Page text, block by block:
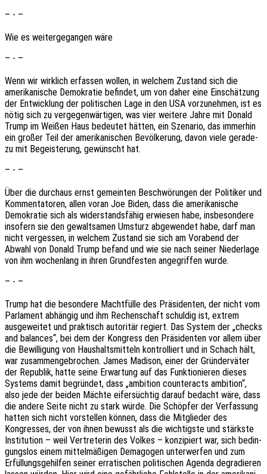
– - –
Wie es weiter­ge­gan­gen wäre
– - –
Wenn wir wirk­lich erfas­sen wollen, in welchem Zustand sich die
ameri­ka­ni­sche Demo­kra­tie befin­det, um von daher eine Einschät­zung
der Entwick­lung der poli­ti­schen Lage in den USA vorzu­neh­men, ist es
nötig sich zu verge­gen­wär­ti­gen, was vier weite­re Jahre mit Donald
Trump im Weißen Haus bedeu­tet hätten, ein Szena­rio, das immer­hin
ein großer Teil der ameri­ka­ni­schen Bevöl­ke­rung, davon viele gera­de­
zu mit Begeis­te­rung, gewünscht hat.
– - –
Über die durch­aus ernst gemein­ten Beschwö­run­gen der Poli­ti­ker und
Kommen­ta­to­ren, allen voran Joe Biden, dass die ameri­ka­ni­sche
Demo­kra­tie sich als wider­stands­fä­hig erwie­sen habe, insbe­son­de­re
inso­fern sie den gewalt­sa­men Umsturz abge­wen­det habe, darf man
nicht verges­sen, in welchem Zustand sie sich am Vorabend der
Abwahl von Donald Trump befand und wie sie nach seiner Nieder­la­ge
von ihm wochen­lang in ihren Grund­fes­ten ange­grif­fen wurde.
– - –
Trump hat die beson­de­re Macht­fül­le des Präsi­den­ten, der nicht vom
Parla­ment abhän­gig und ihm Rechen­schaft schul­dig ist, extrem
ausge­wei­tet und prak­tisch auto­ri­tär regiert. Das System der „checks
and balan­ces“, bei dem der Kongress den Präsi­den­ten vor allem über
die Bewil­li­gung von Haus­halts­mit­teln kontrol­liert und in Schach hält,
war zusam­men­ge­bro­chen. James Madi­son, einer der Grün­der­vä­ter
der Repu­blik, hatte seine Erwar­tung auf das Funk­tio­nie­ren dieses
Systems damit begrün­det, dass „ambi­ti­on coun­ter­acts ambi­ti­on“,
also jede der beiden Mächte eifer­süch­tig darauf bedacht wäre, dass
die andere Seite nicht zu stark würde. Die Schöp­fer der Verfas­sung
hatten sich nicht vorstel­len können, dass die Mitglie­der des
Kongres­ses, der von ihnen bewusst als die wich­tigs­te und stärks­te
Insti­tu­ti­on – weil Vertre­te­rin des Volkes – konzi­piert war, sich bedin­
gungs­los einem mittel­mä­ßi­gen Demago­gen unter­wer­fen und zum
Erfül­lungs­ge­hil­fen seiner erra­ti­schen poli­ti­schen Agenda degra­die­ren